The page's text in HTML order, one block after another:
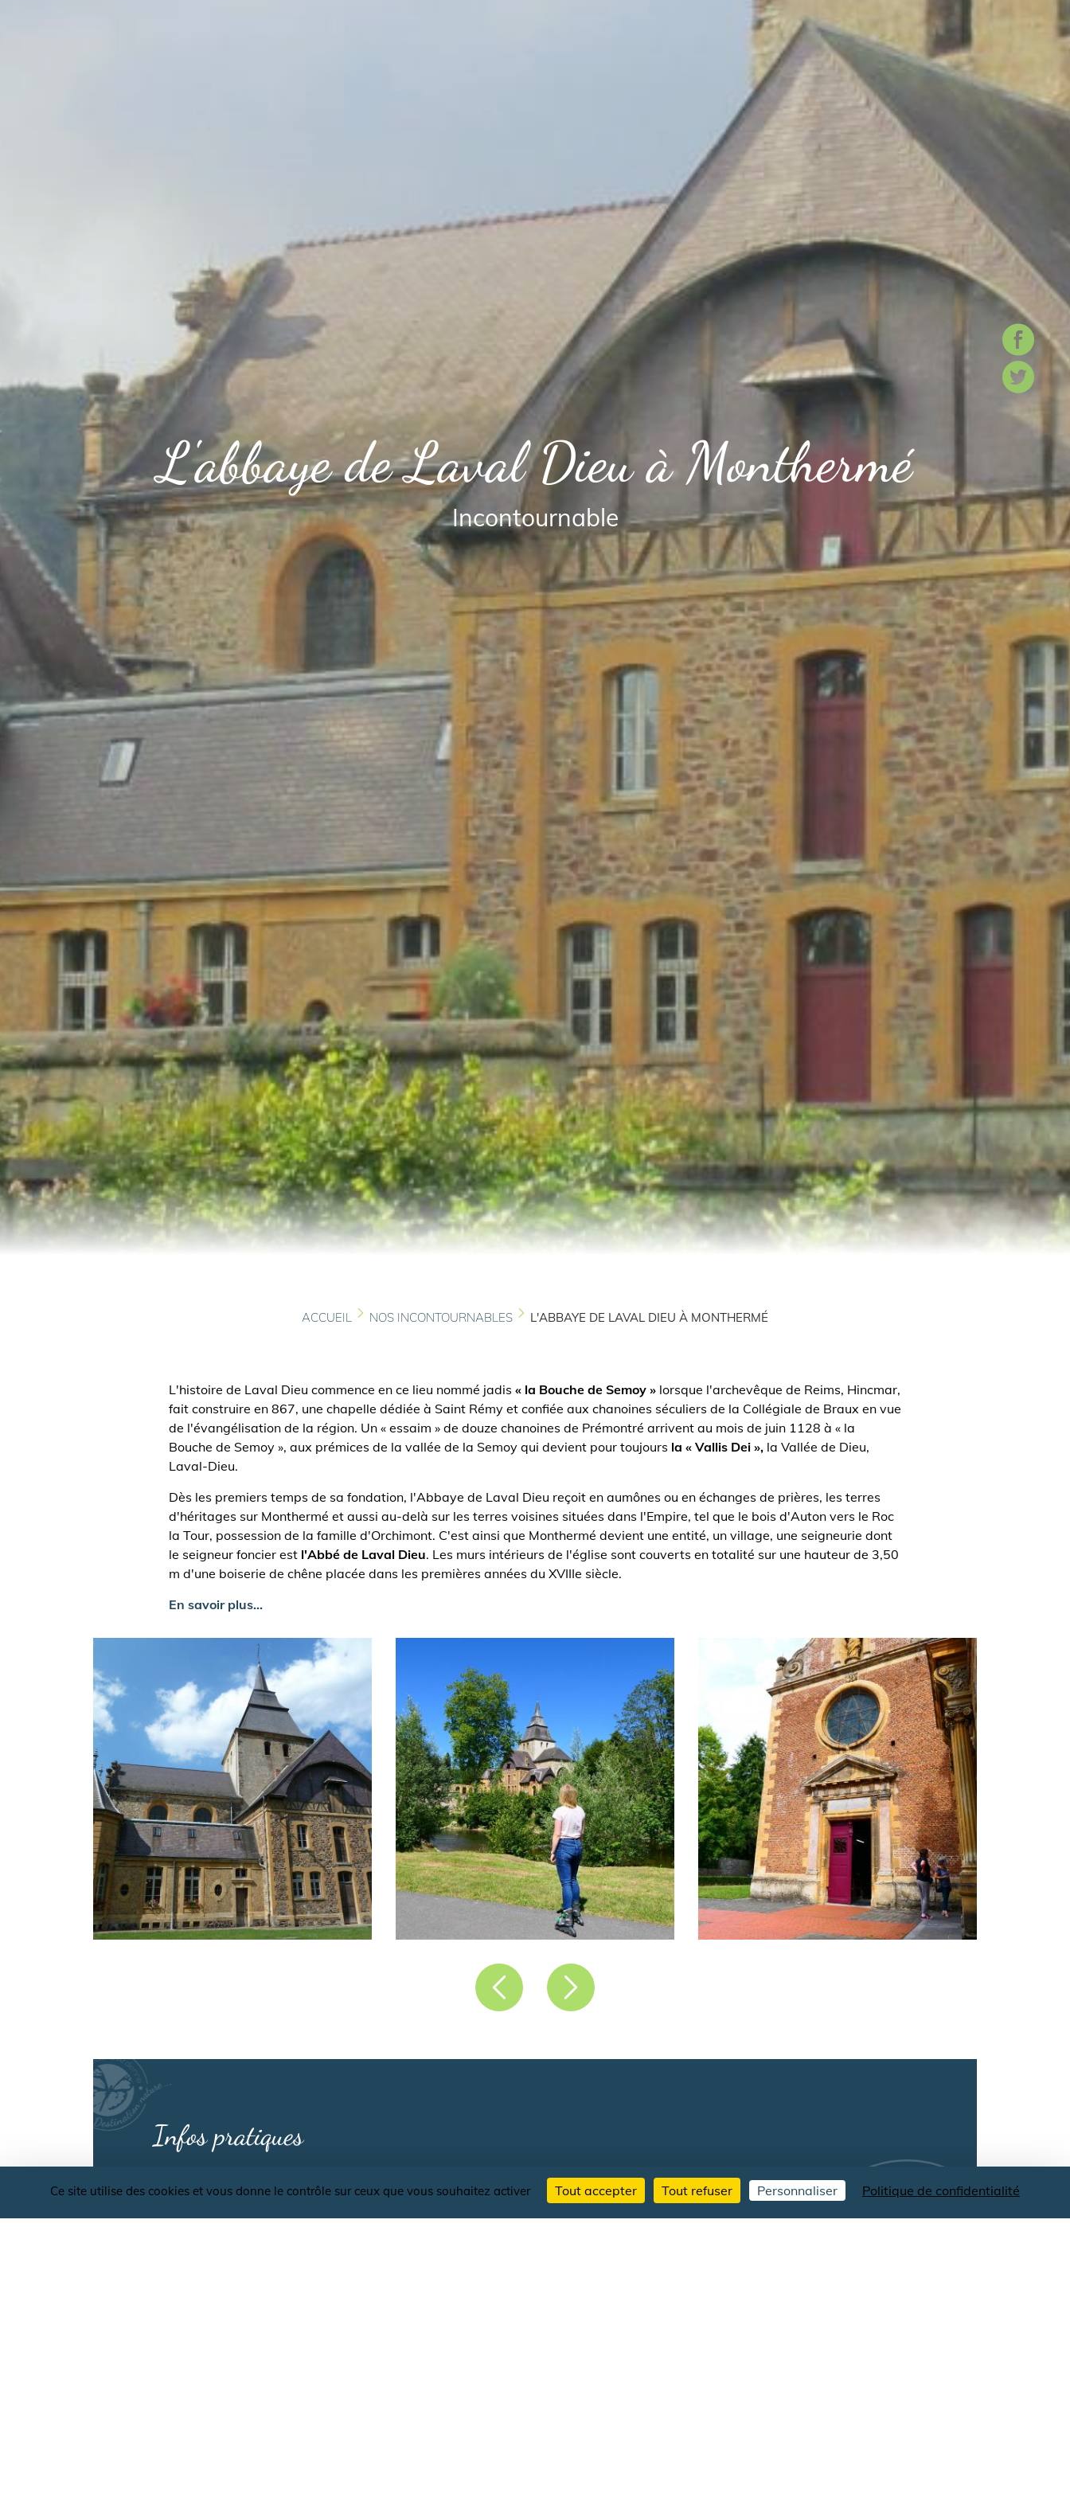
L'abbaye de Laval Dieu à Monthermé
Incontournable
ACCUEIL NOS INCONTOURNABLES L'ABBAYE DE LAVAL DIEU À MONTHERMÉ
L'histoire de Laval Dieu commence en ce lieu nommé jadis « la Bouche de Semoy »lorsque l'archevêque de Reims, Hincmar,
fait construire en 867, une chapelle dédiée à Saint Rémy et confiée aux chanoines séculiers de la Collégiale de Braux en vue
de l'évangélisation de la région. Un « essaim » de douze chanoines de Prémontré arrivent au mois de juin 1128 à « la
Bouche de Semoy », aux prémices de la vallée de la Semoy qui devient pour toujours la « Vallis Dei »,la Vallée de Dieu,
Laval-Dieu.
Dès les premiers temps de sa fondation, l'Abbaye de Laval Dieu reçoit en aumônes ou en échanges de prières, les terres
d'héritages sur Monthermé et aussi au-delà sur les terres voisines situées dans l'Empire, tel que le bois d'Auton vers le Roc
la Tour, possession de la famille d'Orchimont. C'est ainsi que Monthermé devient une entité, un village, une seigneurie dont
le seigneur foncier est l'Abbé de Laval Dieu. Les murs intérieurs de l'église sont couverts en totalité sur une hauteur de 3,50
m d'une boiserie de chêne placée dans les premières années du XVIIIe siècle.
En savoir plus...
Précédent
Infos pratiques
Ce site utilise des cookies et vous donne le contrôle sur ceux que vous souhaitez activer Tout accepter Tout refuser Personnaliser Politique de confidentialité